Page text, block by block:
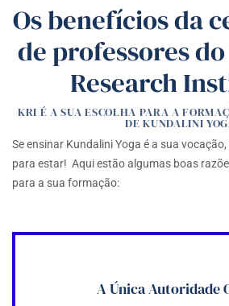
Os benefícios da
de professores
Research
KRI É A SUA ESCOLHA PARA A
DE KUNDALINI
Se ensinar Kundalini Yoga é a sua
para estar! Aqui estão algumas boas
para a sua formação:
A Única Autoridade